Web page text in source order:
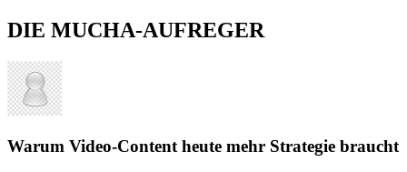
DIE MUCHA-AUFREGER
Warum Video-Content heute mehr Strategie braucht